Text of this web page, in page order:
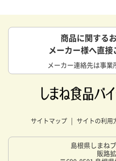
商品に関する
メーカー様へ直接
メーカー連絡先は事業
サイトマップ サイトの利用
島根県しまね
販路